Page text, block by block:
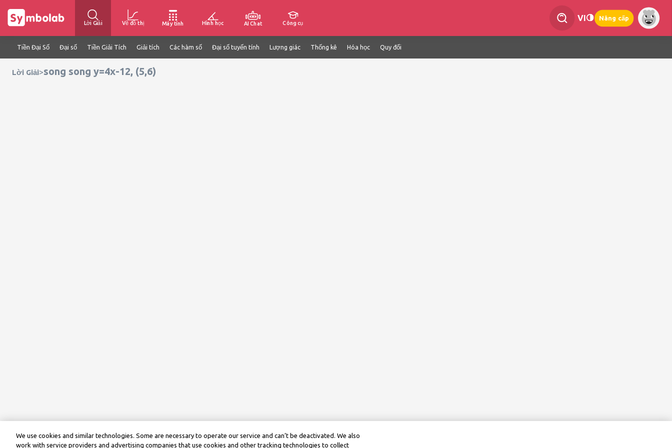
Lời Giải Vẽ đồ thị Máy tính Hình học AI Chat Công cụ
VI Nâng cấp
Tiền Đại Số Đại số Tiền Giải Tích Giải tích Các hàm số Đại số tuyến tính Lượng giác Thống kê Hóa học Quy đổi
Lời Giải>song song y=4x-12, (5,6)
We use cookies and similar technologies. Some are necessary to operate our service and can’t be deactivated. We also
work with service providers and advertising companies that use cookies and other tracking technologies to collect